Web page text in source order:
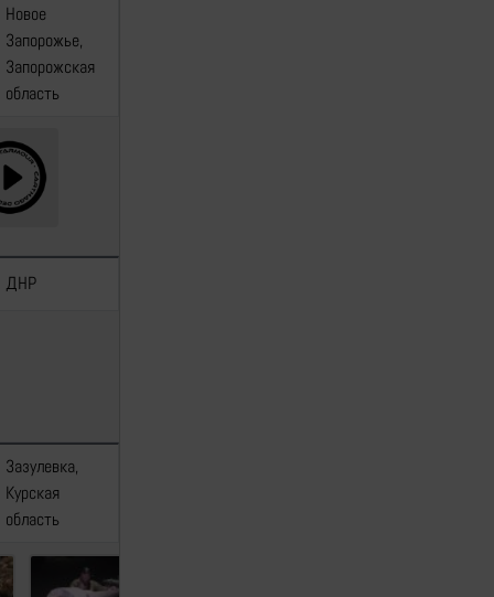
Новое
Запорожье,
Запорожская
область
ДНР
Зазулевка,
Курская
область